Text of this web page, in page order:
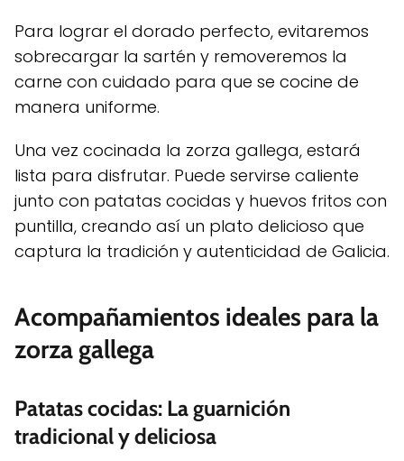
Para lograr el dorado perfecto, evitaremos
sobrecargar la sartén y removeremos la
carne con cuidado para que se cocine de
manera uniforme.
Una vez cocinada la zorza gallega, estará
lista para disfrutar. Puede servirse caliente
junto con patatas cocidas y huevos fritos con
puntilla, creando así un plato delicioso que
captura la tradición y autenticidad de Galicia.
Acompañamientos ideales para la
zorza gallega
Patatas cocidas: La guarnición
tradicional y deliciosa